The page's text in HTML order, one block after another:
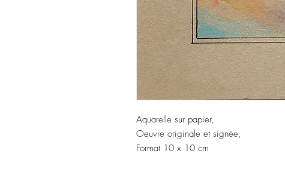
Aquarelle sur papier,
Oeuvre originale et signée,
Format 10 x 10 cm